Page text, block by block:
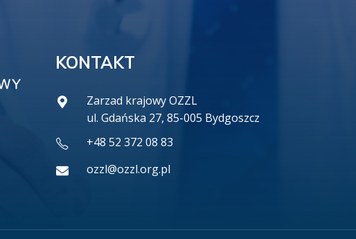
KONTAKT
Zarzad krajowy OZZL
ul. Gdańska 27, 85-005 Bydgoszcz
+48 52 372 08 83
ozzl@ozzl.org.pl